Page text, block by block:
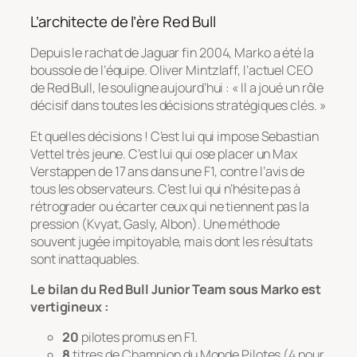
L’architecte de l’ère Red Bull
Depuis le rachat de Jaguar fin 2004, Marko a été la
boussole de l’équipe. Oliver Mintzlaff, l’actuel CEO
de Red Bull, le souligne aujourd’hui : « Il a joué un rôle
décisif dans toutes les décisions stratégiques clés. »
Et quelles décisions ! C’est lui qui impose Sebastian
Vettel très jeune. C’est lui qui ose placer un Max
Verstappen de 17 ans dans une F1, contre l’avis de
tous les observateurs. C’est lui qui n’hésite pas à
rétrograder ou écarter ceux qui ne tiennent pas la
pression (Kvyat, Gasly, Albon). Une méthode
souvent jugée impitoyable, mais dont les résultats
sont inattaquables.
Le bilan du Red Bull Junior Team sous Marko est
vertigineux :
20 pilotes promus en F1.